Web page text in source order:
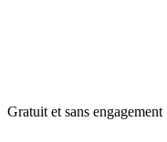
Gratuit et sans engagement